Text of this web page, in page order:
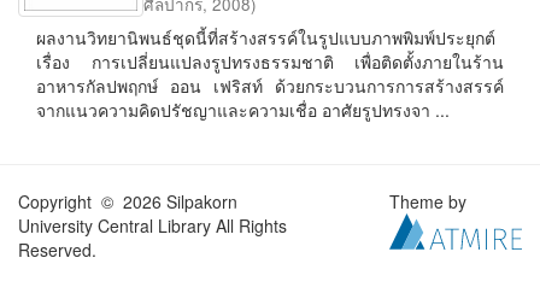
ผลงานวิทยานิพนธ์ชุดนี้ที่สร้างสรรค์ในรูปแบบภาพพิมพ์ประยุกต์
เรื่อง การเปลี่ยนแปลงรูปทรงธรรมชาติ เพื่อติดตั้งภายในร้าน
อาหารกัลปพฤกษ์ ออน เฟริสท์ ด้วยกระบวนการการสร้างสรรค์
จากแนวความคิดปรัชญาและความเชื่อ อาศัยรูปทรงจา ...
Copyright © 2026 Silpakorn
University Central Library All Rights
Reserved.
Theme by